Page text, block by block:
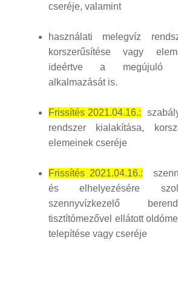
cseréje, valamint
használati melegvíz
korszerűsítése vagy
ideértve a megújuló
alkalmazását is.
Frissítés 2021.04.16.:
rendszer kialakítása,
elemeinek cseréje
Frissítés 2021.04.16.:
és elhelyezésére
szennyvízkezelő
tisztítómezővel ellátott
telepítése vagy cseréje